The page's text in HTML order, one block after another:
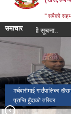
" सबैको
समाचार
सम्बन्धी सूचना..
मर्चवारीमाई गाउँपालिका
प्राप्ति हुँदाको तस्विर